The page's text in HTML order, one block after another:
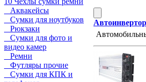
Аквакейсы
Сумки для ноутбуков
Рюкзаки
Сумки для фото и
видео камер
Ремни
Футляры прочие
Сумки для КПК и